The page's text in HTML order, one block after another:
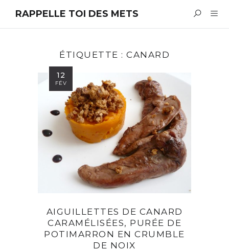
RAPPELLE TOI DES METS
ÉTIQUETTE : CANARD
12
FÉV
AIGUILLETTES DE CANARD
CARAMÉLISÉES, PURÉE DE
POTIMARRON EN CRUMBLE
DE NOIX